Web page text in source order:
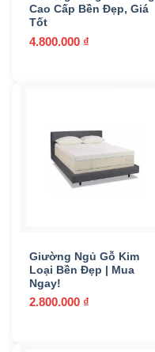
Cao Cấp Bền Đẹp, Giá
Tốt
4.800.000 ₫
Giường Ngủ Gỗ Kim
Loại Bền Đẹp | Mua
Ngay!
2.800.000 ₫